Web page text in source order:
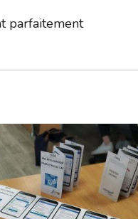
parfaitement